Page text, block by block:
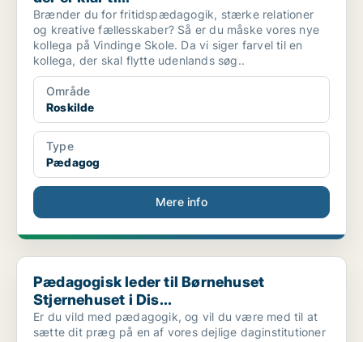
Brænder du for fritidspædagogik, stærke relationer
og kreative fællesskaber? Så er du måske vores nye
kollega på Vindinge Skole. Da vi siger farvel til en
kollega, der skal flytte udenlands søg..
Område
Roskilde
Type
Pædagog
Mere info
Pædagogisk leder til Børnehuset Stjernehuset i Dis...
Pædagogisk leder til Børnehuset
Stjernehuset i Dis...
Er du vild med pædagogik, og vil du være med til at
sætte dit præg på en af vores dejlige daginstitutioner